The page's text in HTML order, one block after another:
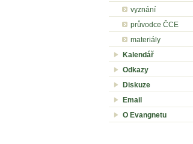
vyznání
průvodce ČCE
materiály
Kalendář
Odkazy
Diskuze
Email
O Evangnetu